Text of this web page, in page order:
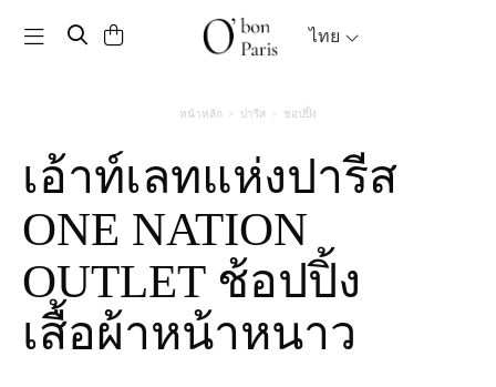
Toggle navigation ไทย
หน้าหลัก ปารีส ชอปปิ้ง
เอ้าท์เลทแห่งปารีส
ONE NATION
OUTLET ช้อปปิ้ง
เสื้อผ้าหน้าหนาว